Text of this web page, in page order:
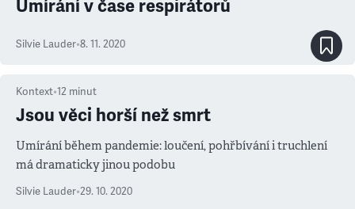
Umírání v čase respirátorů
Silvie Lauder•8. 11. 2020
Kontext•12 minut
Jsou věci horší než smrt
Umírání během pandemie: loučení, pohřbívání i truchlení
má dramaticky jinou podobu
Silvie Lauder•29. 10. 2020